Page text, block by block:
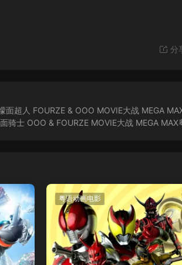
分
面超人 FOURZE & OOO MOVIE大战 MEGA
骑士 OOO & FOURZE MOVIE大战 MEGA MAX
粤语动画电影